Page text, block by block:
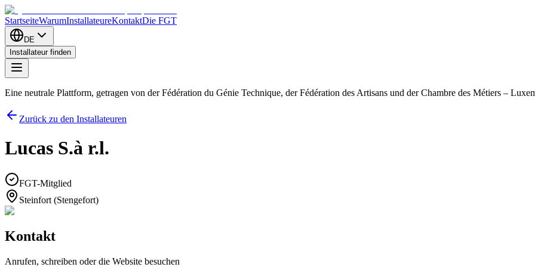
StartseiteWarumInstallateureKontaktDie FGT
DE
Installateur finden
Eine neutrale Plattform, getragen von der Fédération du Génie Technique, der Fédération des Artisans und der Chambre des Métiers –
Zurück zu den Installateuren
Lucas S.à r.l.
FGT-Mitglied
Steinfort (Stengefort)
Kontakt
Anrufen, schreiben oder die Website besuchen